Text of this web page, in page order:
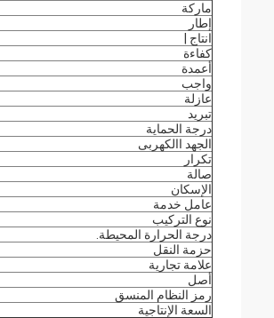
ماركة
إطار
انتاج |
كفاءة
أعمدة
واجب
عازلة
تبريد
درجة الحماية
الجهد االكهربى
تكرار
صالة
الإسكان
عامل خدمة
نوع التركيب
درجة الحرارة المحيطة.
حزمة النقل
علامة تجارية
أصل
رمز النظام المنسق
السعة الإنتاجية